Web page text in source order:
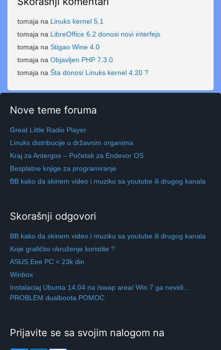
tomaja na Linuks kernel 5.1
tomaja na LibreOffice 6.2 donosi novi interfejs
tomaja na Stigao Wine 4.0
tomaja na Objavljen PHP 7.3.0
tomaja na Šta donosi Linuks kernel 4.20 ?
Nove teme foruma
Great Little Radio Player
Linuks distribucije u državnim organima
Kraj za Antergos – Početak za Endevor OS
Besplatne knjige za programiranje
BB kako da skinem video i muziku sa youtube ili drugog kanala
Skorašnji odgovori
BB kako da skinem video i muziku sa youtube ili drugog kanala
Koje grafičko okruženje koristite ?
ASUS Eee PC < 23k din
Winbox
Instalaciaj Ubunta 14.04 na /swap area/ Win 7 ga nevidi…
PROBLEM dualboota POMOC
Prijavite se sa svojim nalogom na